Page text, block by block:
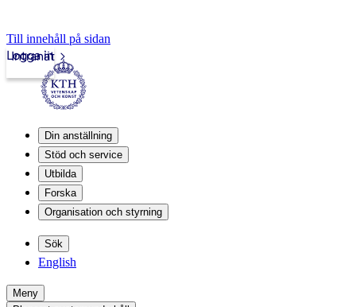
Till innehåll på sidan
Intranät
Logga in
Din anställning
Stöd och service
Utbilda
Forska
Organisation och styrning
Sök
English
Meny